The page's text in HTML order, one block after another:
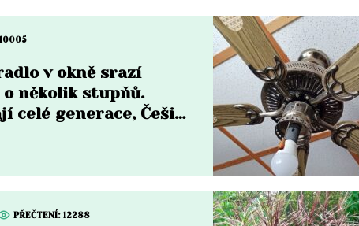
v okně srazí
několik stupňů.
celé generace, Češi
PŘEČTENÍ:12288